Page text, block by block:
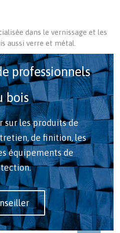
dans le vernissage et les
aussi verre et métal.
professionnels
bois
sur les produits de
de finition, les
équipements de